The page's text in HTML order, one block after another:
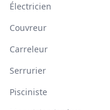
Électricien
Couvreur
Carreleur
Serrurier
Pisciniste